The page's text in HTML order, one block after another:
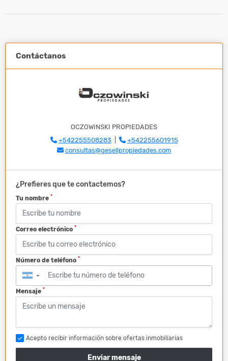
Contáctanos
OCZOWINSKI PROPIEDADES
+542255508283|
+542255601915
consultas@gesellpropiedades.com
¿Prefieres que te contactemos?
Tu nombre *
Correo electrónico *
Número de teléfono *
▼
Mensaje *
Acepto recibir información sobre ofertas inmobiliarias
Enviar mensaje